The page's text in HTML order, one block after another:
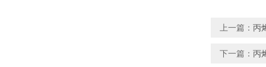
上一篇： 丙
下一篇： 丙